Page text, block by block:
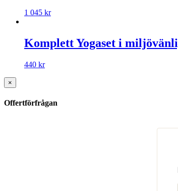
1 045 kr
Komplett Yogaset i
440 kr
×
Offertförfrågan